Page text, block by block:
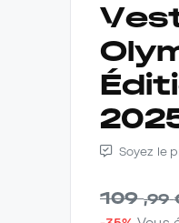
Veste adidas
Soyez le
109,99